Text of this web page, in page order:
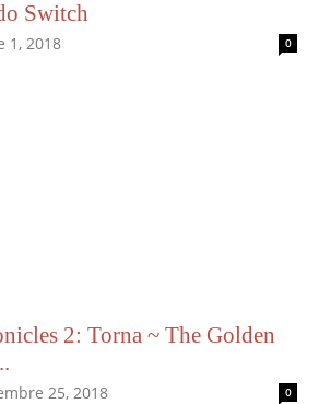
Switch
1, 2018 0
2: Torna ~ The Golden
25, 2018 0